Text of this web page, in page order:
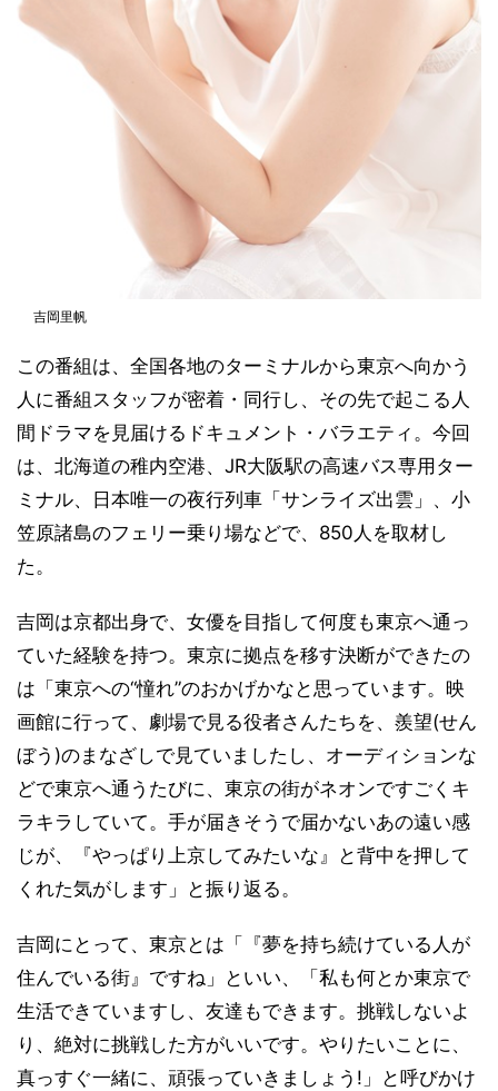
吉岡里帆
この番組は、全国各地のターミナルから東京へ向かう
人に番組スタッフが密着・同行し、その先で起こる人
間ドラマを見届けるドキュメント・バラエティ。今回
は、北海道の稚内空港、JR大阪駅の高速バス専用ター
ミナル、日本唯一の夜行列車「サンライズ出雲」、小
笠原諸島のフェリー乗り場などで、850人を取材し
た。
吉岡は京都出身で、女優を目指して何度も東京へ通っ
ていた経験を持つ。東京に拠点を移す決断ができたの
は「東京への“憧れ”のおかげかなと思っています。映
画館に行って、劇場で見る役者さんたちを、羨望(せん
ぼう)のまなざしで見ていましたし、オーディションな
どで東京へ通うたびに、東京の街がネオンですごくキ
ラキラしていて。手が届きそうで届かないあの遠い感
じが、『やっぱり上京してみたいな』と背中を押して
くれた気がします」と振り返る。
吉岡にとって、東京とは「『夢を持ち続けている人が
住んでいる街』ですね」といい、「私も何とか東京で
生活できていますし、友達もできます。挑戦しないよ
り、絶対に挑戦した方がいいです。やりたいことに、
真っすぐ一緒に、頑張っていきましょう!」と呼びかけ